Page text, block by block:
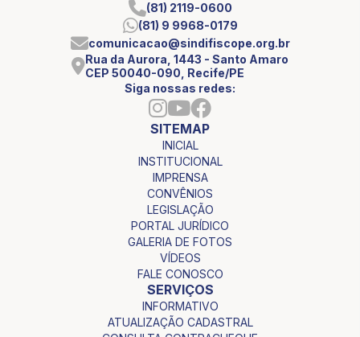
(81) 2119-0600
(81) 9 9968-0179
comunicacao@sindifiscope.org.br
Rua da Aurora, 1443 - Santo Amaro
CEP 50040-090, Recife/PE
Siga nossas redes:
SITEMAP
INICIAL
INSTITUCIONAL
IMPRENSA
CONVÊNIOS
LEGISLAÇÃO
PORTAL JURÍDICO
GALERIA DE FOTOS
VÍDEOS
FALE CONOSCO
SERVIÇOS
INFORMATIVO
ATUALIZAÇÃO CADASTRAL